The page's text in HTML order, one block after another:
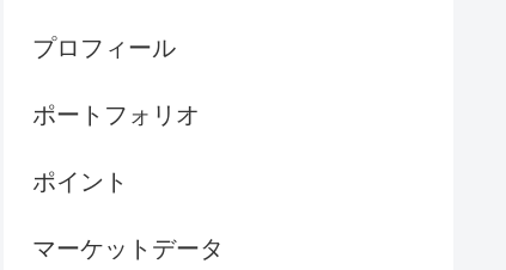
プロフィール
ポートフォリオ
ポイント
マーケットデータ